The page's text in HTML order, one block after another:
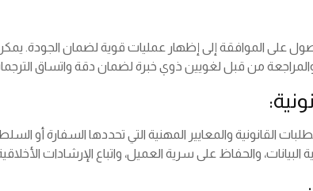
على الموافقة إلى إظهار عمليات قوية لضمان الجودة.
والمراجعة من قبل لغويين ذوي خبرة لضمان دقة واتساق
القانونية والمعايير المهنية التي تحددها السفارة أو
والحفاظ على سرية العميل، واتباع الإرشادات